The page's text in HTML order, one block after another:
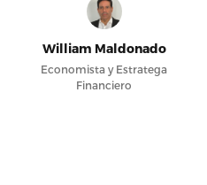
William Maldonado
Economista y Estratega
Financiero